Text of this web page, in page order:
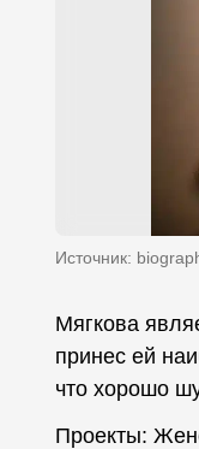
Источник:
Мягкова
принес ей
что хорошо
Проекты: